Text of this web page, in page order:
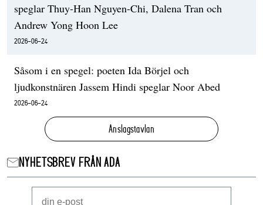
speglar Thuy-Han Nguyen-Chi, Dalena Tran och
Andrew Yong Hoon Lee
2026-06-24
Såsom i en spegel: poeten Ida Börjel och
ljudkonstnären Jassem Hindi speglar Noor Abed
2026-06-24
Anslagstavlan
NYHETSBREV FRÅN ADA